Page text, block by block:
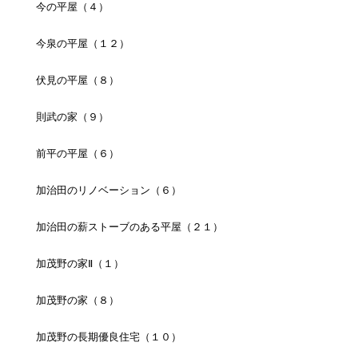
今の平屋（４）
今泉の平屋（１２）
伏見の平屋（８）
則武の家（９）
前平の平屋（６）
加治田のリノベーション（６）
加治田の薪ストーブのある平屋（２１）
加茂野の家Ⅱ（１）
加茂野の家（８）
加茂野の長期優良住宅（１０）